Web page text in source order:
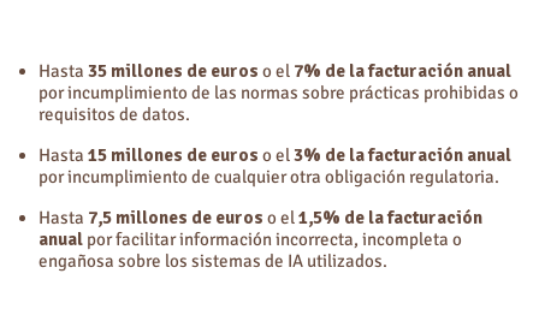
Hasta 35 millones de euros o el 7% de la facturación anual
por incumplimiento de las normas sobre prácticas prohibidas o
requisitos de datos.
Hasta 15 millones de euros o el3% de la facturación anual
por incumplimiento de cualquier otra obligación regulatoria.
Hasta 7,5 millones de euros o el1,5% de la facturación
anual por facilitar información incorrecta, incompleta o
engañosa sobre los sistemas de IA utilizados.